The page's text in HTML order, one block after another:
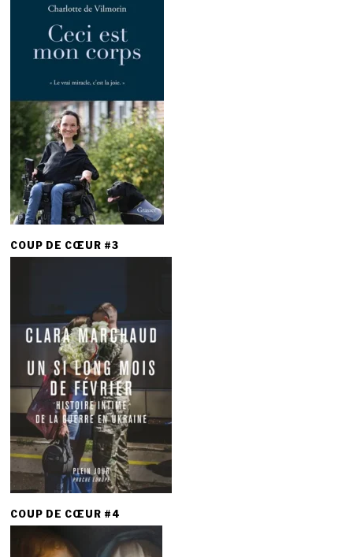
COUP DE CŒUR #3
COUP DE CŒUR #4